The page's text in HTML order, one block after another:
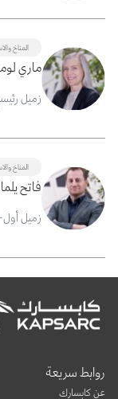
المناخ
ماري
زميل
المناخ
فاتح
زميل
روابط سريعة
عن كابسارك